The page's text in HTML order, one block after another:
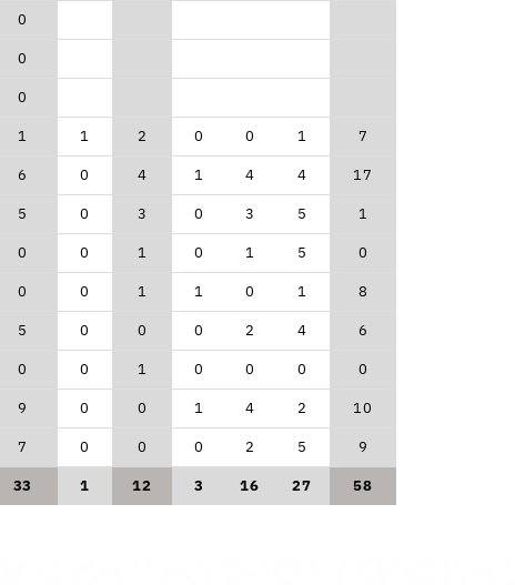
0
0
0
1 1 2 0 0 1 7
6 0 4 1 4 4 17
5 0 3 0 3 5 1
0 0 1 0 1 5 0
0 0 1 1 0 1 8
5 0 0 0 2 4 6
0 0 1 0 0 0 0
9 0 0 1 4 2 10
7 0 0 0 2 5 9
33 1 12 3 16 27 58